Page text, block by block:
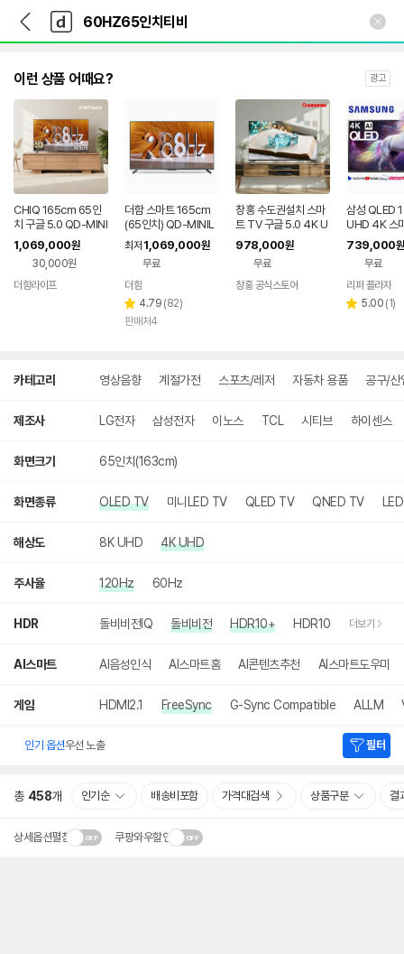
다
나
와
가
다
와
인
이런 상품 어때요? 광고
CHIQ 165cm 65인
치 구글 5.0 QD-MINI
LED 288Hz 4K 스마
트 TV 고객직접설치
1,069,000원
30,000원
더함라이프
더함 스마트 165cm
(65인치) QD-MINIL
ED 288Hz 돌비 AI 구
글5.0
최저 1,069,000원
무료
더함
별
점
4.79 리
(82)
판매처4
창홍 수도권설치 스마
트 TV 구글 5.0 4K U
HD 120hz 165cm(6
5인치), 무타공, 벽걸이
978,000원
무료
창홍 공식스토어
삼성 QLED
UHD 4K 스
넷플릭스
도권스탠드
739,000원
무료
리퍼 플라자
별 5.00 리
(1)
카테고리 영상음향 계절가전 스포츠/레저 자동차 용품 공구/산
제조사 LG전자 삼성전자 이노스 TCL 시티브 하이센스
화면크기 65인치(163cm)
화면종류 OLED TV 미니LED TV QLED TV QNED TV
해상도 8K UHD 4K UHD
주사율 120Hz 60Hz
HDR 돌비비전IQ 돌비비전 HDR10+ HDR10 더보기
AI스마트 AI음성인식 AI스마트홈 AI콘텐츠추천 AI스마트도우미
게임 HDMI2.1 FreeSync G-Sync Compatible ALLM
인기 옵션우선 노출 필터
총 458개 인기순 배송비포함 가격대검색 상품구분 결
상세옵션펼침 쿠팡와우할인